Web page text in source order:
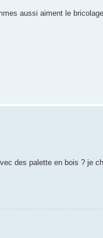
aussi aiment le bricolage
des palette en bois ? je